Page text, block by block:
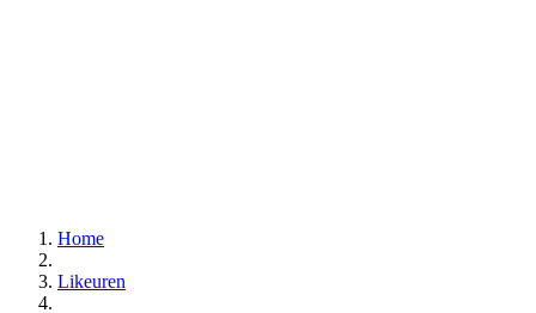
Home
Likeuren